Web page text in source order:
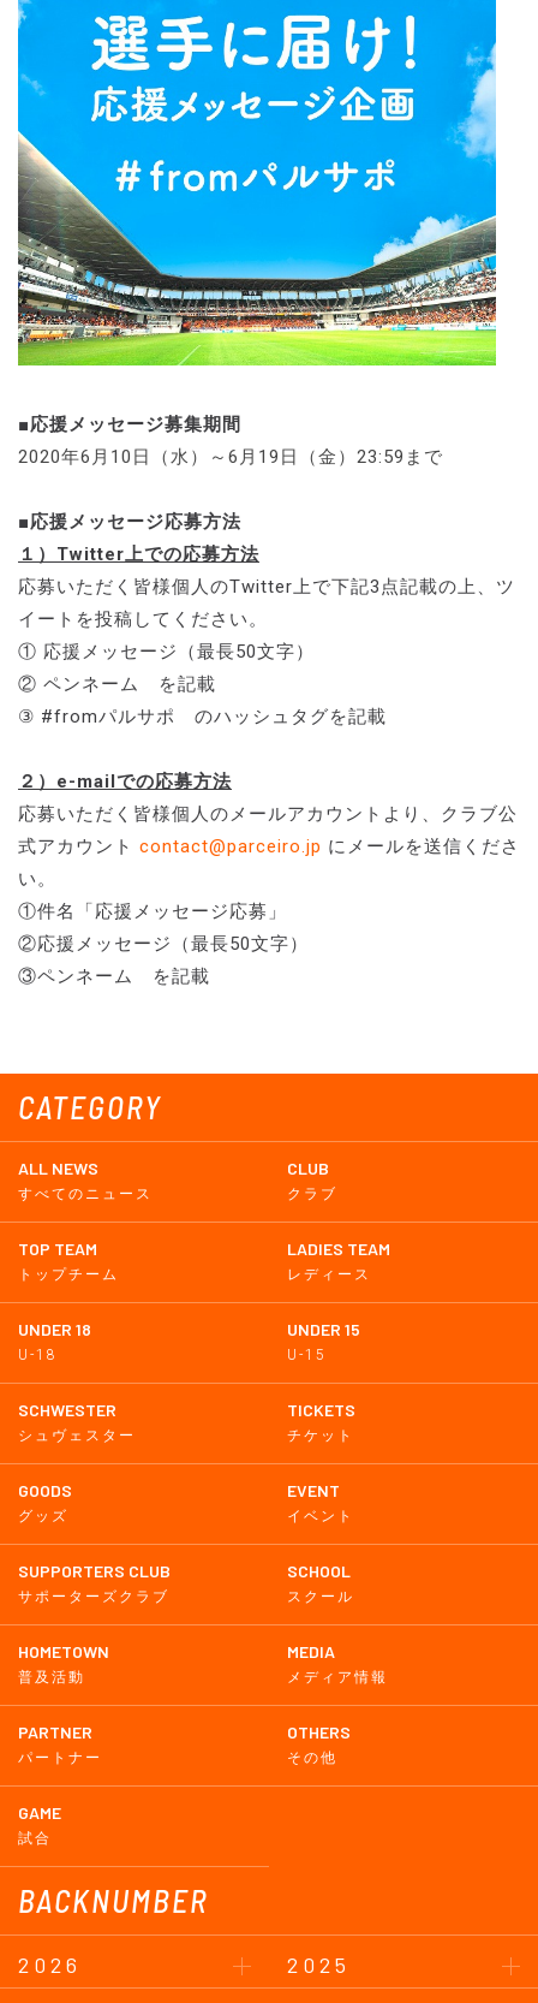
CATEGORY
ALL NEWS
すべてのニュース
CLUB
クラブ
TOP TEAM
トップチーム
LADIES TEAM
レディース
UNDER 18
U-18
UNDER 15
U-15
SCHWESTER
シュヴェスター
TICKETS
チケット
GOODS
グッズ
EVENT
イベント
SUPPORTERS CLUB
サポーターズクラブ
SCHOOL
スクール
HOMETOWN
普及活動
MEDIA
メディア情報
PARTNER
パートナー
OTHERS
その他
GAME
試合
BACKNUMBER
2026
2025
■応援メッセージ募集期間
2020年6月10日（水）～6月19日（金）23:59まで
■応援メッセージ応募方法
１）Twitter上での応募方法
応募いただく皆様個人のTwitter上で下記3点記載の上、ツ
イートを投稿してください。
① 応援メッセージ（最長50文字）
② ペンネーム を記載
③ #fromパルサポ のハッシュタグを記載
２）e-mailでの応募方法
応募いただく皆様個人のメールアカウントより、クラブ公
式アカウント contact@parceiro.jp にメールを送信くださ
い。
①件名「応援メッセージ応募」
②応援メッセージ（最長50文字）
③ペンネーム を記載